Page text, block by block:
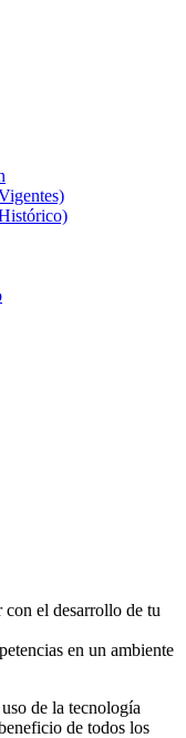
el desarrollo de tu
en un ambiente
de la tecnología
de todos los